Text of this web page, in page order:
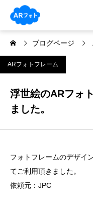
ブログページ
ARフォトフレーム
浮世絵のARフォ
ました。
フォトフレームのデザイ
てご利用頂きました。
依頼元：JPC